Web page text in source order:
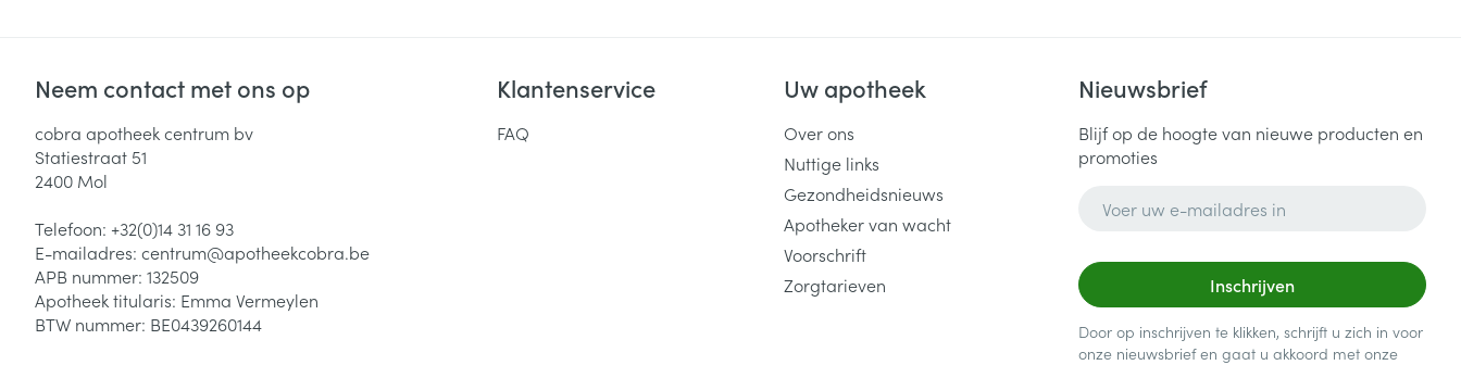
Neem contact met ons op
cobra apotheek centrum bv
Statiestraat 51
2400 Mol
Telefoon: +32(0)14 31 16 93
E-mailadres: centrum@apotheekcobra.be
APB nummer: 132509
Apotheek titularis: Emma Vermeylen
BTW nummer: BE0439260144
Klantenservice
FAQ
Uw apotheek
Over ons
Nuttige links
Gezondheidsnieuws
Apotheker van wacht
Voorschrift
Zorgtarieven
Nieuwsbrief
Blijf op de hoogte van nieuwe producten en
promoties
Inschrijven
Door op inschrijven te klikken, schrijft u zich in voor
onze nieuwsbrief en gaat u akkoord met onze